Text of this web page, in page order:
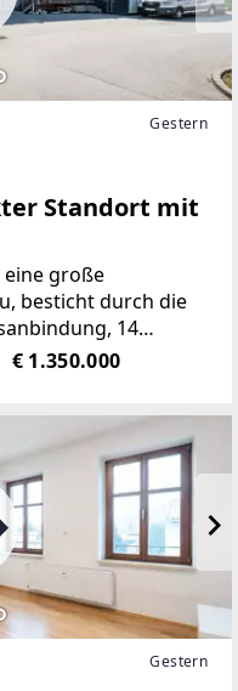
Gestern
Standort mit
große
besticht durch die
14
großzügigen
und genießen Sie
€ 1.350.000
Gestern